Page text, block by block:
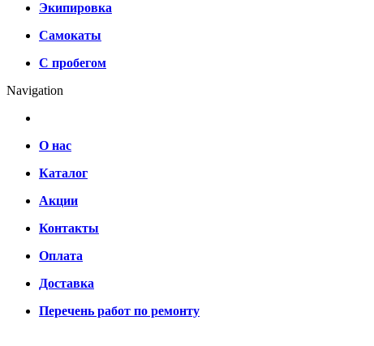
Экипировка
Самокаты
С пробегом
Navigation
О нас
Каталог
Акции
Контакты
Оплата
Доставка
Перечень работ по ремонту